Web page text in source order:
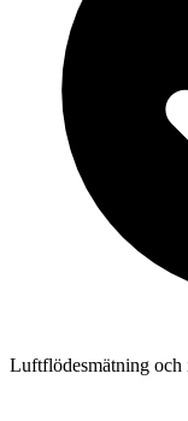
Luftflödesmätning och